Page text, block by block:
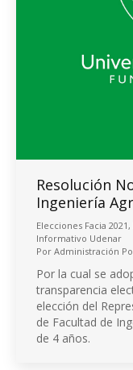
Resolución
Ingeniería
Elecciones Facia 2021,
Informativo Udenar
Por Administración
Por la cual se
transparencia
elección del
de Facultad de
de 4 años.